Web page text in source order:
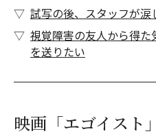
試写の後、スタッフが
視覚障害の友人から得
を送りたい
映画「エゴイスト